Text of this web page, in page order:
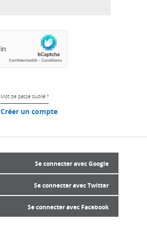
Mot de passe oublié ?
Créer un compte
Se connecter avec Google
Se connecter avec Twitter
Se connecter avec Facebook